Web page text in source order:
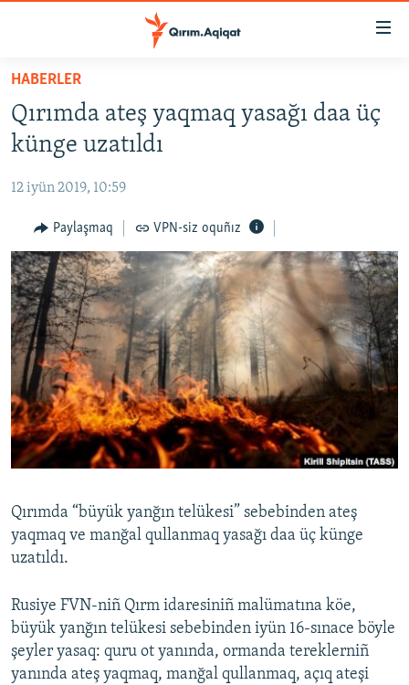
Esas
qaytmaq
Baş
navigatsiyağa
qaytmaq
qaytmaq
HABERLER
SİYASET
İQTİSADİYAT
CEMİYET
MEDENİYET
İNSAN AQLARI
VİDEO
SÜRET
BLOGLAR
FİKİR
Русский
Українською
QOŞULIÑIZ!
RFE/RS bütün saytları
HABERLER
Qırımda ateş yaqmaq yasağı daa üç
künge uzatıldı
12 iyün 2019, 10:59
Paylaşmaq VPN-siz oquñız
Qırımda “büyük yanğın telükesi” sebebinden ateş
yaqmaq ve manğal qullanmaq yasağı daa üç künge
uzatıldı.
Rusiye FVN-niñ Qırm idaresiniñ malümatına köe,
büyük yanğın telükesi sebebinden iyün 16-sınace böyle
şeyler yasaq: quru ot yanında, ormanda tereklerniñ
yanında ateş yaqmaq, manğal qullanmaq, açıq ateşi